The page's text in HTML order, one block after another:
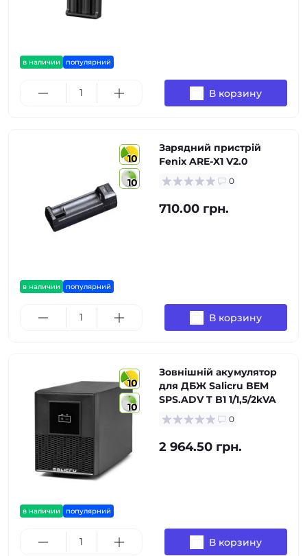
в наличии популярний
В корзину
10
10
в наличии популярний
Зарядний пристрій
Fenix ARE-X1 V2.0
0
710.00 грн.
В корзину
10
10
в наличии популярний
Зовнішній акумулятор
для ДБЖ Salicru BEM
SPS.ADV T B1 1/1,5/2kVA
0
2 964.50 грн.
В корзину